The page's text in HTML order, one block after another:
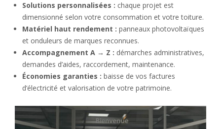
Solutions personnalisées : chaque projet est
dimensionné selon votre consommation et votre toiture.
Matériel haut rendement : panneaux photovoltaïques
et onduleurs de marques reconnues.
Accompagnement A → Z : démarches administratives,
demandes d’aides, raccordement, maintenance.
Économies garanties : baisse de vos factures
d’électricité et valorisation de votre patrimoine.